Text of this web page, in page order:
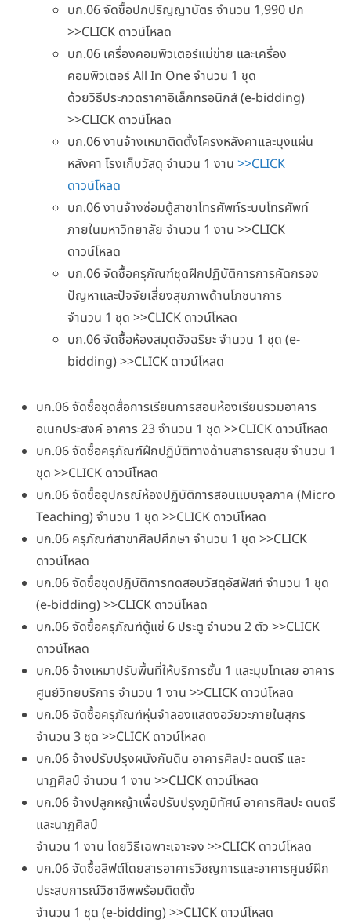
บก.06 จัดซื้อปกปริญญาบัตร จำนวน 1,990 ปก
>>CLICK ดาวน์โหลด
บก.06 เครื่องคอมพิวเตอร์แม่ข่าย และเครื่อง
คอมพิวเตอร์ All In One จำนวน 1 ชุด
ด้วยวิธีประกวดราคาอิเล็กทรอนิกส์ (e-bidding)
>>CLICK ดาวน์โหลด
บก.06 งานจ้างเหมาติดตั้งโครงหลังคาและมุงแผ่น
หลังคา โรงเก็บวัสดุ จำนวน 1 งาน >>CLICK
ดาวน์โหลด
บก.06 งานจ้างซ่อมตู้สาขาโทรศัพท์ระบบโทรศัพท์
ภายในมหาวิทยาลัย จำนวน 1 งาน >>CLICK
ดาวน์โหลด
บก.06 จัดซื้อครุภัณฑ์ชุดฝึกปฏิบัติการการคัดกรอง
ปัญหาและปัจจัยเสี่ยงสุขภาพด้านโภชนาการ
จำนวน 1 ชุด >>CLICK ดาวน์โหลด
บก.06 จัดซื้อห้องสมุดอัจฉริยะ จำนวน 1 ชุด (e-
bidding) >>CLICK ดาวน์โหลด
บก.06 จัดซื้อชุดสื่อการเรียนการสอนห้องเรียนรวมอาคาร
อเนกประสงค์ อาคาร 23 จำนวน 1 ชุด >>CLICK ดาวน์โหลด
บก.06 จัดซื้อครุภัณฑ์ฝึกปฏิบัติทางด้านสาธารณสุข จำนวน 1
ชุด >>CLICK ดาวน์โหลด
บก.06 จัดซื้ออุปกรณ์ห้องปฏิบัติการสอนแบบจุลภาค (Micro
Teaching) จำนวน 1 ชุด >>CLICK ดาวน์โหลด
บก.06 ครุภัณฑ์สาขาศิลปศึกษา จำนวน 1 ชุด >>CLICK
ดาวน์โหลด
บก.06 จัดซื้อชุดปฏิบัติการทดสอบวัสดุอัสฟัสท์ จำนวน 1 ชุด
(e-bidding) >>CLICK ดาวน์โหลด
บก.06 จัดซื้อครุภัณฑ์ตู้แช่ 6 ประตู จำนวน 2 ตัว >>CLICK
ดาวน์โหลด
บก.06 จ้างเหมาปรับพื้นที่ให้บริการชั้น 1 และมุมไทเลย อาคาร
ศูนย์วิทยบริการ จำนวน 1 งาน >>CLICK ดาวน์โหลด
บก.06 จัดซื้อครุภัณฑ์หุ่นจำลองแสดงอวัยวะภายในสุกร
จำนวน 3 ชุด >>CLICK ดาวน์โหลด
บก.06 จ้างปรับปรุงผนังกันดิน อาคารศิลปะ ดนตรี และ
นาฏศิลป์ จำนวน 1 งาน >>CLICK ดาวน์โหลด
บก.06 จ้างปลูกหญ้าเพื่อปรับปรุงภูมิทัศน์ อาคารศิลปะ ดนตรี
และนาฏศิลป์
จำนวน 1 งาน โดยวิธีเฉพาะเจาะจง >>CLICK ดาวน์โหลด
บก.06 จัดซื้อลิฟต์โดยสารอาคารวิชญการและอาคารศูนย์ฝึก
ประสบการณ์วิชาชีพพร้อมติดตั้ง
จำนวน 1 ชุด (e-bidding) >>CLICK ดาวน์โหลด